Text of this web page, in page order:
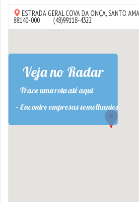
ESTRADA GERAL COVA DA ONÇA, SANTO
88140-000 (48)99118-4322
Veja no Radar
- Trace uma rota até aqui
- Encontre empresas semelhantes